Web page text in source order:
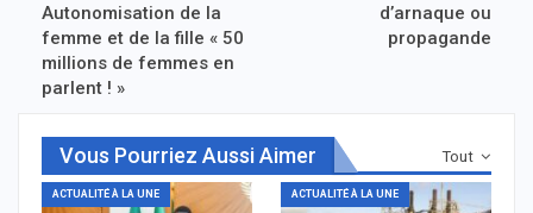
Autonomisation de la
femme et de la fille « 50
millions de femmes en
parlent ! »
d’arnaque ou
propagande
Tout
Vous Pourriez Aussi Aimer
ACTUALITÉ À LA UNE ACTUALITÉ À LA UNE